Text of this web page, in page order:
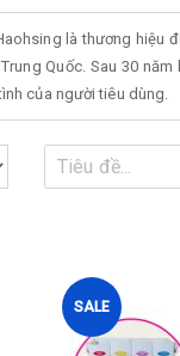
là thương hiệu
Quốc. Sau 30
của người tiêu dùng.
SALE